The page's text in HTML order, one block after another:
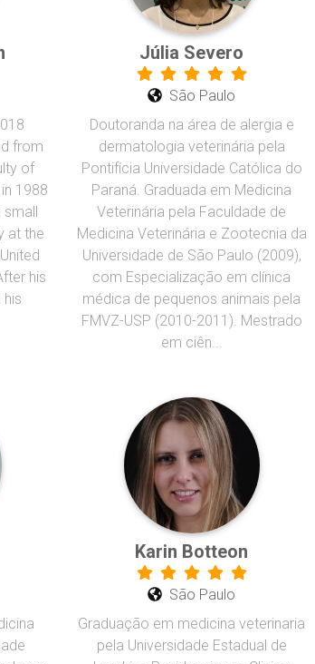
from
of
1988
small
at the
his
Júlia Severo
São Paulo
Doutoranda na área de alergia e
dermatologia veterinária pela
Pontifícia Universidade Católica do
Paraná. Graduada em Medicina
Veterinária pela Faculdade de
Medicina Veterinária e Zootecnia da
Universidade de São Paulo (2009),
com Especialização em clínica
médica de pequenos animais pela
FMVZ-USP (2010-2011). Mestrado
em ciên...
Karin Botteon
São Paulo
Graduação em medicina veterinaria
pela Universidade Estadual de